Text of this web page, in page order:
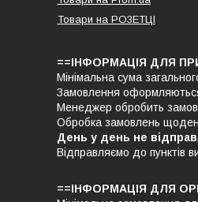
Товари на РO3EТЦI
==ІНФОРМАЦІЯ ДЛЯ
Мінімальна сума
Замовлення
Менеджер обробить
Обробка замовлень
День у день не
Відправляємо до
==ІНФОРМАЦІЯ ДЛЯ